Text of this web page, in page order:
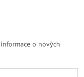
o nových